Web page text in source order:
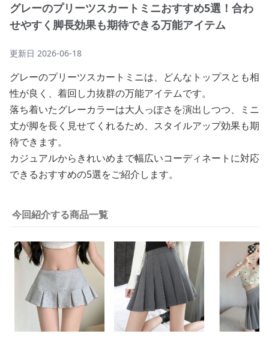
グレーのプリーツスカートミニおすすめ5選！合わ
せやすく脚長効果も期待できる万能アイテム
更新日 2026-06-18
グレーのプリーツスカートミニは、どんなトップスとも相
性が良く、着回し力抜群の万能アイテムです。
落ち着いたグレーカラーは大人っぽさを演出しつつ、ミニ
丈が脚を長く見せてくれるため、スタイルアップ効果も期
待できます。
カジュアルからきれいめまで幅広いコーディネートに対応
できるおすすめの5選をご紹介します。
今回紹介する商品一覧